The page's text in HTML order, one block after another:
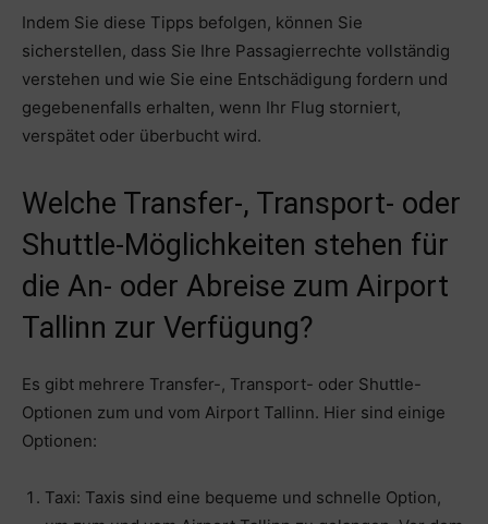
Indem Sie diese Tipps befolgen, können Sie
sicherstellen, dass Sie Ihre Passagierrechte vollständig
verstehen und wie Sie eine Entschädigung fordern und
gegebenenfalls erhalten, wenn Ihr Flug storniert,
verspätet oder überbucht wird.
Welche Transfer-, Transport- oder
Shuttle-Möglichkeiten stehen für
die An- oder Abreise zum Airport
Tallinn zur Verfügung?
Es gibt mehrere Transfer-, Transport- oder Shuttle-
Optionen zum und vom Airport Tallinn. Hier sind einige
Optionen:
Taxi: Taxis sind eine bequeme und schnelle Option,